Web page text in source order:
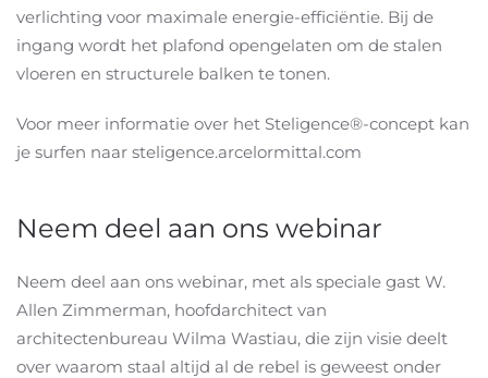
verlichting voor maximale energie-efficiëntie. Bij de
ingang wordt het plafond opengelaten om de stalen
vloeren en structurele balken te tonen.
Voor meer informatie over het Steligence®-concept kan
je surfen naar steligence.arcelormittal.com
Neem deel aan ons webinar
Neem deel aan ons webinar, met als speciale gast W.
Allen Zimmerman, hoofdarchitect van
architectenbureau Wilma Wastiau, die zijn visie deelt
over waarom staal altijd al de rebel is geweest onder